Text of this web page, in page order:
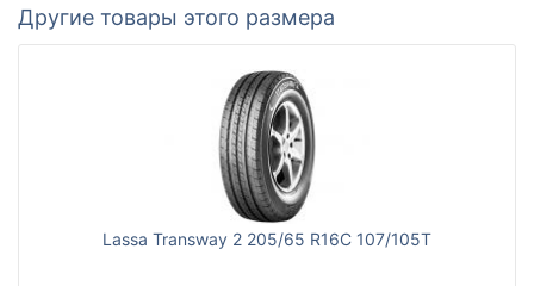
Другие товары этого размера
Lassa Transway 2 205/65 R16C 107/105T